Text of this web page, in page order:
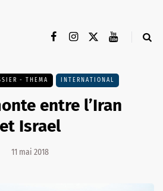
- THEMA INTERNATIONAL
entre l’Iran
et Israel
11 mai 2018